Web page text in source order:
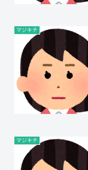
マジキチ
マジキチ